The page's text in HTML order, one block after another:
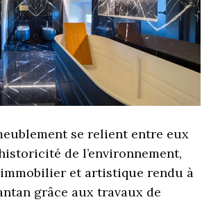
se relient entre eux
de l’environnement,
et artistique rendu à
grâce aux travaux de